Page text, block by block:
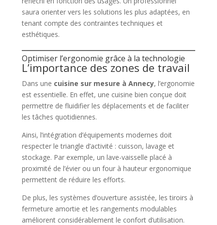
saura orienter vers les solutions les plus adaptées, en
tenant compte des contraintes techniques et
esthétiques.
Optimiser l’ergonomie grâce à la technologie
L’importance des zones de travail
Dans une cuisine sur mesure à Annecy, l’ergonomie
est essentielle. En effet, une cuisine bien conçue doit
permettre de fluidifier les déplacements et de faciliter
les tâches quotidiennes.
Ainsi, l’intégration d’équipements modernes doit
respecter le triangle d’activité : cuisson, lavage et
stockage. Par exemple, un lave-vaisselle placé à
proximité de l’évier ou un four à hauteur ergonomique
permettent de réduire les efforts.
De plus, les systèmes d’ouverture assistée, les tiroirs à
fermeture amortie et les rangements modulables
améliorent considérablement le confort d’utilisation.